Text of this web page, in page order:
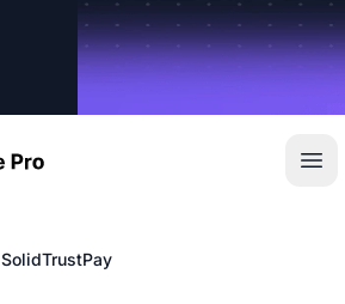
SolidTrustPay